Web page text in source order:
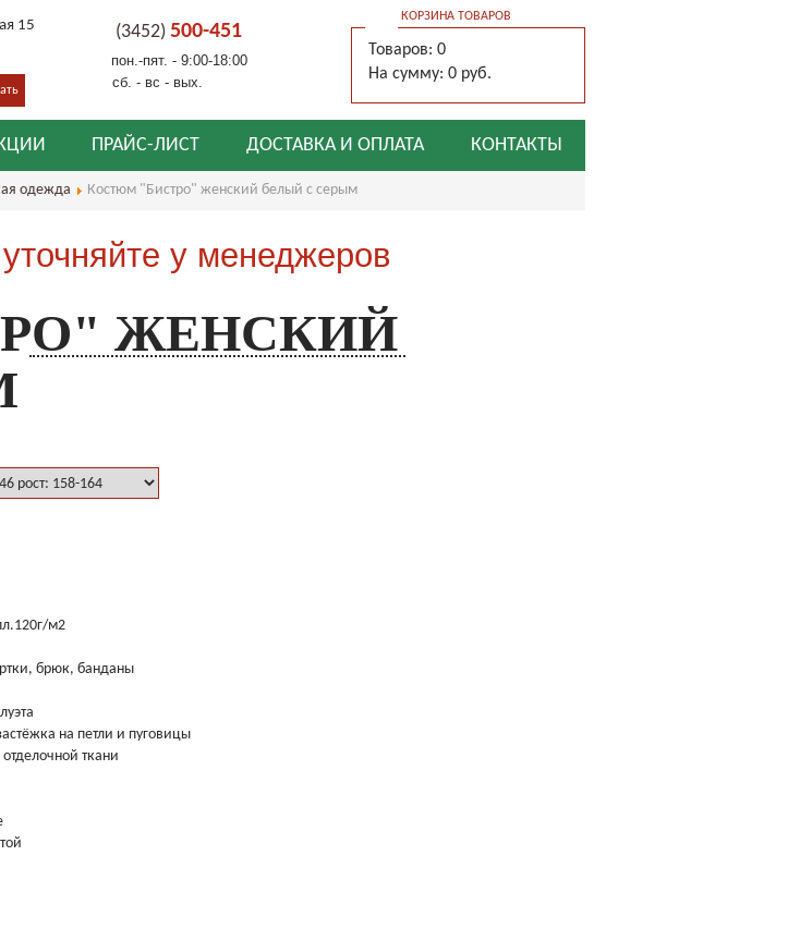
15
(3452) 500-451
пон.-пят. - 9:00-18:00
сб. - вс - вых.
КОРЗИНА ТОВАРОВ
Товаров: 0
На сумму: 0 руб.
ПРАЙС-ЛИСТ ДОСТАВКА И ОПЛАТА КОНТАКТЫ
одежда Костюм "Бистро" женский белый с серым
у менеджеров
ЖЕНСКИЙ
м2
брюк, банданы
на петли и пуговицы
ткани